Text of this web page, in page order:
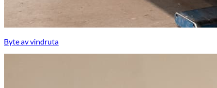
Byte av vindruta